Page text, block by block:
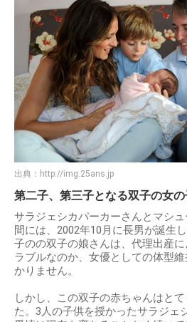
サラジェシカパーカーさんは当時
ディングドレスのことは頭になか
す。
集まった参列者たちは、2人の出
に、パーティーは夜中の2時ごろま
い結婚式だったようですね。